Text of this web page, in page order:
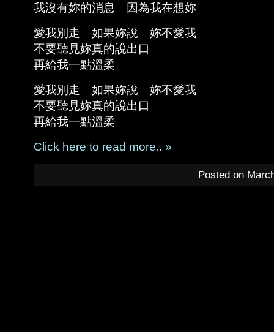
我沒有妳的消息 因為我在想妳
愛我別走 如果妳說 妳不愛我
不要聽見妳真的說出口
再給我一點溫柔
愛我別走 如果妳說 妳不愛我
不要聽見妳真的說出口
再給我一點溫柔
Click here to read more.. »
Posted on